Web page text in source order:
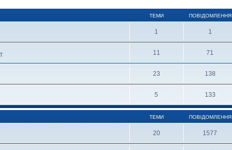
ТЕМИ ПОВІДОМЛЕННЯ
1 1
11 71
23 138
5 133
ТЕМИ ПОВІДОМЛЕННЯ
20 1577